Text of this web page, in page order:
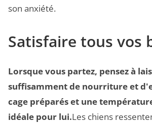
son anxiété.
Satisfaire tous vos
Lorsque vous partez, pensez à
suffisamment de nourriture et
cage préparés et une
idéale pour lui.Les chiens